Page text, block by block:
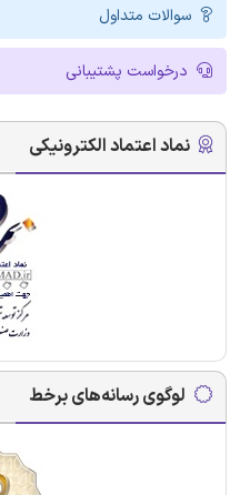
سوالات متداول
درخواست پشتیبانی
نماد اعتماد الکترونیکی
لوگوی رسانه‌های برخط